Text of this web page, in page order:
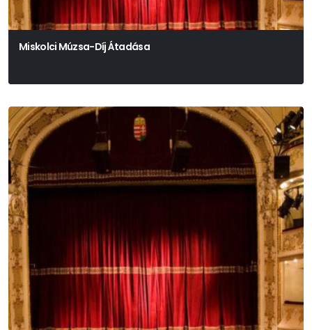
Miskolci Múzsa-Díj Átadása